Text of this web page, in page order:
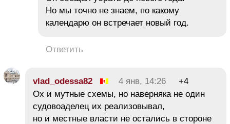
Но мы точно не знаем, по какому
календарю он встречает новый год.
Ответить
vlad_odessa82 4 янв, 14:26
+4
Ох и мутные схемы, но наверняка не один
судовоаделец их реализовывал,
но и местные власти не остались в стороне